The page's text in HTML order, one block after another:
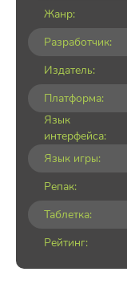
Жанр:
Разработчик:
Издатель:
Платформа:
Язык
интерфейса:
Язык игры:
Репак:
Таблетка:
Рейтинг: